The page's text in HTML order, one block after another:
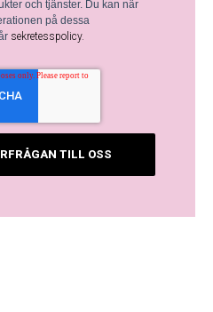
och tjänster. Du kan när
på dessa
sekretesspolicy.